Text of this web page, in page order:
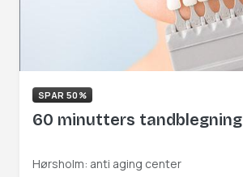
SPAR 50%
60 minutters tandblegning
Hørsholm: anti aging center